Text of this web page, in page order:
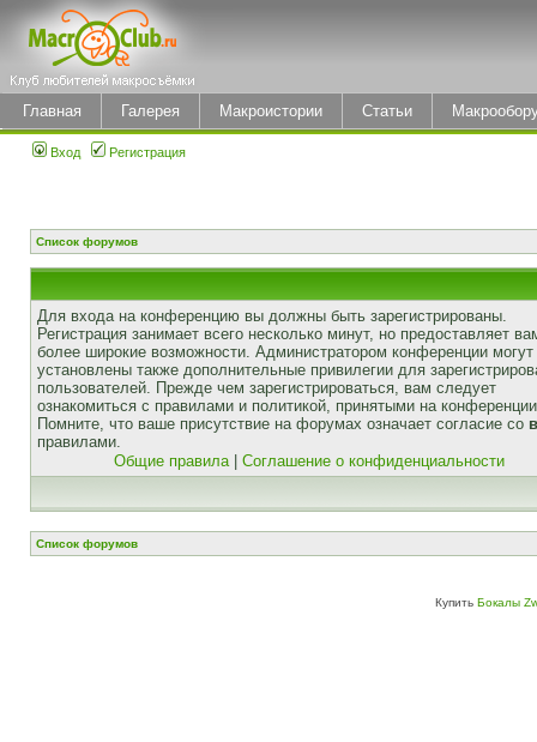
Главная Галерея Макроистории Статьи
Вход Регистрация
Список форумов
Для входа на конференцию вы должны быть зарегистрированы.
Регистрация занимает всего несколько минут, но предоставляет
более широкие возможности. Администратором конференции
установлены также дополнительные привилегии для
пользователей. Прежде чем зарегистрироваться, вам следует
ознакомиться с правилами и политикой, принятыми на
Помните, что ваше присутствие на форумах означает согласие со
правилами.
Общие правила| Соглашение о конфиденциальности
Список форумов
Купить Бокалы